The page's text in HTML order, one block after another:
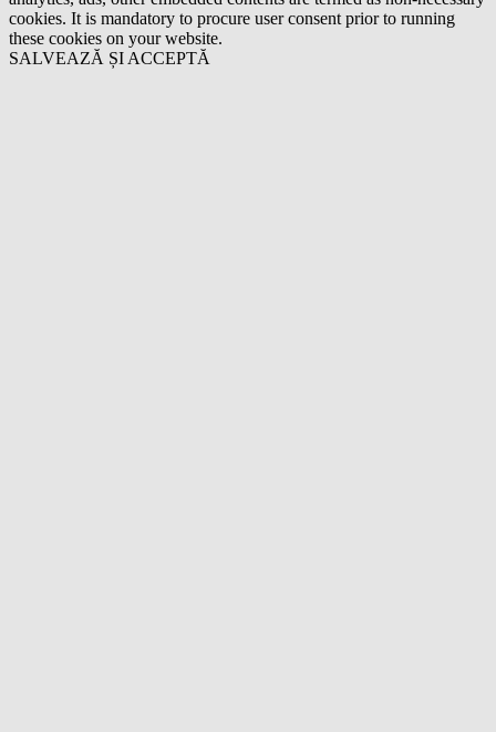
cookies. It is mandatory to procure user consent prior to running
these cookies on your website.
SALVEAZĂ ȘI ACCEPTĂ